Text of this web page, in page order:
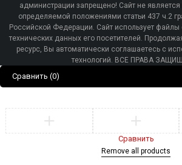
администрации запрещено! Сайт не является
определяемой положениями статьи 437 ч.2
Российской Федерации. Сайт использует файлы
технических данных его посетителей.
ресурс, Вы автоматически соглашаетесь с
технологий. ВСЕ ПРАВА
Сравнить (0)
Сравнить
Remove all products
Кто-то купил Чайница "Хурма",фарфор,